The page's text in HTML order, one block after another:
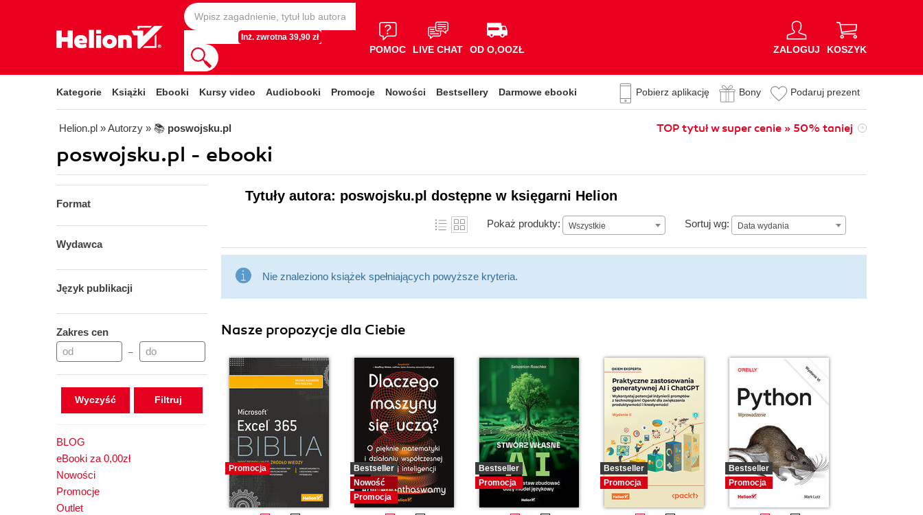
Inż. zwrotna 39,90 zł
POMOC LIVE CHAT OD O,OOZŁ ZALOGUJ KOSZYK
Kategorie Książki Ebooki Kursy video Audiobooki Promocje Nowości Bestsellery Darmowe ebooki Pobierz aplikację Bony Podaruj prezent
Helion.pl » Autorzy » 📚 poswojsku.pl TOP tytuł w super cenie » 50% taniej
poswojsku.pl - ebooki
Format
Wydawca
Język publikacji
Zakres cen
–
Wyczyść
BLOG
eBooki za 0,00zł
Nowości
Promocje
Outlet
Tytuły autora: poswojsku.pl dostępne w księgarni Helion
Pokaż produkty: Wszystkie Sortuj wg: Data wydania
Data wydania
Nie znaleziono książek spełniających powyższe kryteria.
Nasze propozycje dla Ciebie
Promocja
Bestseller
Nowość
Promocja
Bestseller
Promocja
Bestseller
Promocja
Bestseller
Promocja